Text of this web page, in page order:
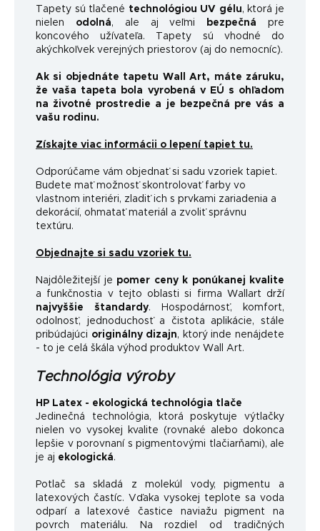
Tapety sú tlačené technológiou UV gélu, ktorá je
nielen odolná, ale aj veľmi bezpečná pre
koncového užívateľa. Tapety sú vhodné do
akýchkoľvek verejných priestorov (aj do nemocníc).
Ak si objednáte tapetu Wall Art, máte záruku,
že vaša tapeta bola vyrobená v EÚ s ohľadom
na životné prostredie a je bezpečná pre vás a
vašu rodinu.
Získajte viac informácii o lepení tapiet tu.
Odporúčame vám objednať si sadu vzoriek tapiet.
Budete mať možnosť skontrolovať farby vo
vlastnom interiéri, zladiť ich s prvkami zariadenia a
dekorácií, ohmatať materiál a zvoliť správnu
textúru.
Objednajte si sadu vzoriek tu.
Najdôležitejší je pomer ceny k ponúkanej kvalite
a funkčnostia v tejto oblasti si firma Wallart drží
najvyššie štandardy. Hospodárnosť, komfort,
odolnosť, jednoduchosť a čistota aplikácie, stále
pribúdajúci originálny dizajn, ktorý inde nenájdete
- to je celá škála výhod produktov Wall Art.
Technológia výroby
HP Latex - ekologická technológia tlače
Jedinečná technológia, ktorá poskytuje výtlačky
nielen vo vysokej kvalite (rovnaké alebo dokonca
lepšie v porovnaní s pigmentovými tlačiarňami), ale
je aj ekologická.
Potlač sa skladá z molekúl vody, pigmentu a
latexových častíc. Vďaka vysokej teplote sa voda
odparí a latexové častice naviažu pigment na
povrch materiálu. Na rozdiel od tradičných